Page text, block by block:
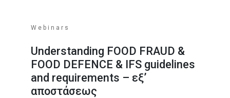
Webinars
Understanding FOOD FRAUD &
FOOD DEFENCE & IFS guidelines
and requirements – εξ’
αποστάσεως